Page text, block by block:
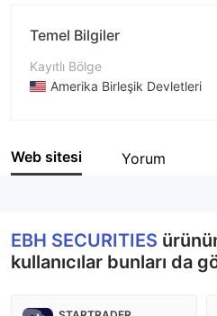
Temel Bilgiler
Kayıtlı Bölge
Amerika Birleşik Devletleri
Şirket Adı
Web sitesi Yorum
EBH SECURITIES
kullanıcılar bunları da